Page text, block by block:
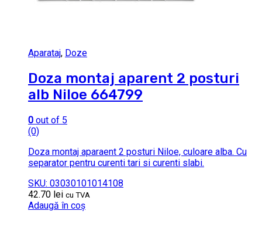
Aparataj, Doze
Doza montaj aparent 2 posturi
alb Niloe 664799
0 out of 5
(0)
Doza montaj aparaent 2 posturi Niloe, culoare alba. Cu
separator pentru curenti tari si curenti slabi.
SKU: 03030101014108
42.70 lei cu TVA
Adaugă în coș